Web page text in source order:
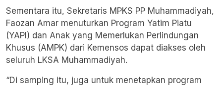
Sementara itu, Sekretaris MPKS PP Muhammadiyah,
Faozan Amar menuturkan Program Yatim Piatu
(YAPI) dan Anak yang Memerlukan Perlindungan
Khusus (AMPK) dari Kemensos dapat diakses oleh
seluruh LKSA Muhammadiyah.
“Di samping itu, juga untuk menetapkan program